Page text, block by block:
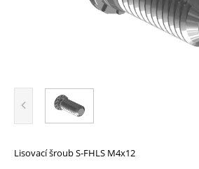
Lisovací šroub S-FHLS M4x12